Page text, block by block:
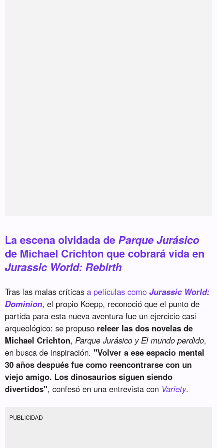
La escena olvidada de Parque Jurásico
de Michael Crichton que cobrará vida en
Jurassic World: Rebirth
Tras las malas críticasa películas comoJurassic World:
Dominion, el propio Koepp, reconoció que el punto de
partida para esta nueva aventura fue un ejercicio casi
arqueológico: se propuso releer las dos novelas de
Michael Crichton, Parque Jurásico y El mundo perdido,
en busca de inspiración."Volver a ese espacio mental
30 años después fue como reencontrarse con un
viejo amigo. Los dinosaurios siguen siendo
divertidos", confesó en una entrevista con Variety.
PUBLICIDAD